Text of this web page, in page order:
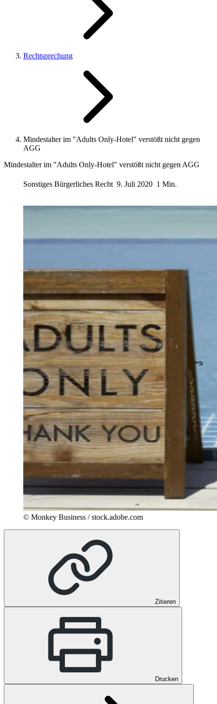
Rechtsprechung
Mindestalter im "Adults Only-Hotel" verstößt nicht gegen
AGG
Mindestalter im "Adults Only-Hotel" verstößt nicht gegen AGG
Sonstiges Bürgerliches Recht 9. Juli 2020 1 Min.
© Monkey Business / stock.adobe.com
Zitieren
Drucken